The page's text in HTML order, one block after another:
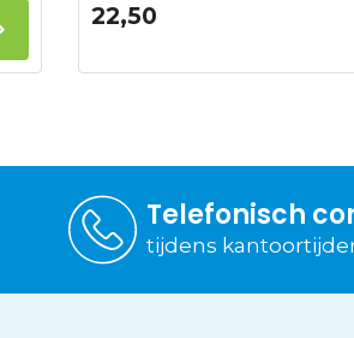
22,50
Telefonisch
tijdens